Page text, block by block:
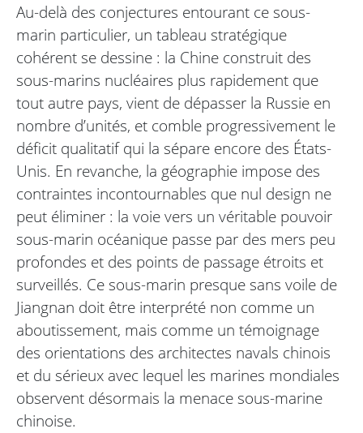
Au-delà des conjectures entourant ce sous-
marin particulier, un tableau stratégique
cohérent se dessine : la Chine construit des
sous-marins nucléaires plus rapidement que
tout autre pays, vient de dépasser la Russie en
nombre d’unités, et comble progressivement le
déficit qualitatif qui la sépare encore des États-
Unis. En revanche, la géographie impose des
contraintes incontournables que nul design ne
peut éliminer : la voie vers un véritable pouvoir
sous-marin océanique passe par des mers peu
profondes et des points de passage étroits et
surveillés. Ce sous-marin presque sans voile de
Jiangnan doit être interprété non comme un
aboutissement, mais comme un témoignage
des orientations des architectes navals chinois
et du sérieux avec lequel les marines mondiales
observent désormais la menace sous-marine
chinoise.